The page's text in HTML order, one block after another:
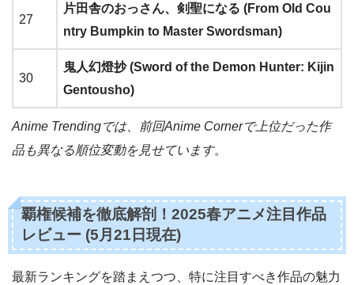
27
片田舎のおっさん、剣聖になる (From Old Cou
ntry Bumpkin to Master Swordsman)
30
鬼人幻燈抄 (Sword of the Demon Hunter: Kijin
Gentousho)
Anime Trendingでは、前回Anime Cornerで上位だった作
品も異なる順位変動を見せています。
覇権候補を徹底解剖！2025春アニメ注目作品
レビュー (5月21日現在)
最新ランキングを踏まえつつ、特に注目すべき作品の魅力